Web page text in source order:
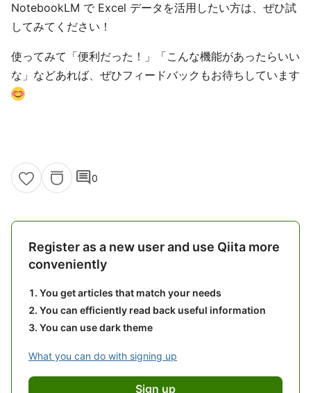
NotebookLM で Excel データを活用したい方は、ぜひ試
してみてください！
使ってみて「便利だった！」「こんな機能があったらいい
な」などあれば、ぜひフィードバックもお待ちしています
comment0
Register as a new user and use Qiita more
conveniently
You get articles that match your needs
You can efficiently read back useful information
You can use dark theme
What you can do with signing up
Sign up